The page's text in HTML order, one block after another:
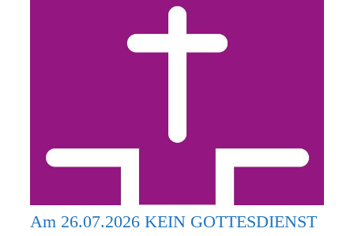
Am 26.07.2026 KEIN GOTTESDIENST